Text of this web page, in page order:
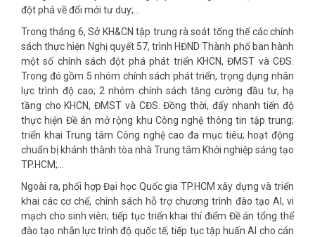
đột phá về đổi mới tư duy;…
Trong tháng 6, Sở KH&CN tập trung rà soát tổng thể các chính
sách thực hiện Nghị quyết 57, trình HĐND Thành phố ban hành
một số chính sách đột phá phát triển KHCN, ĐMST và CĐS.
Trong đó gồm 5 nhóm chính sách phát triển, trọng dụng nhân
lực trình độ cao; 2 nhóm chính sách tăng cường đầu tư, hạ
tầng cho KHCN, ĐMST và CĐS. Đồng thời, đẩy nhanh tiến độ
thực hiện Đề án mở rộng khu Công nghệ thông tin tập trung;
triển khai Trung tâm Công nghệ cao đa mục tiêu; hoạt động
chuẩn bị khánh thành tòa nhà Trung tâm Khởi nghiệp sáng tạo
TP.HCM;…
Ngoài ra, phối hợp Đại học Quốc gia TP.HCM xây dựng và triển
khai các cơ chế, chính sách hỗ trợ chương trình đào tạo AI, vi
mạch cho sinh viên; tiếp tục triển khai thí điểm Đề án tổng thể
đào tạo nhân lực trình độ quốc tế; tiếp tục tập huấn AI cho cán